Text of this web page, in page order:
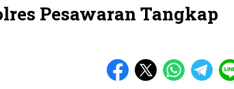
Pesawaran Tangkap